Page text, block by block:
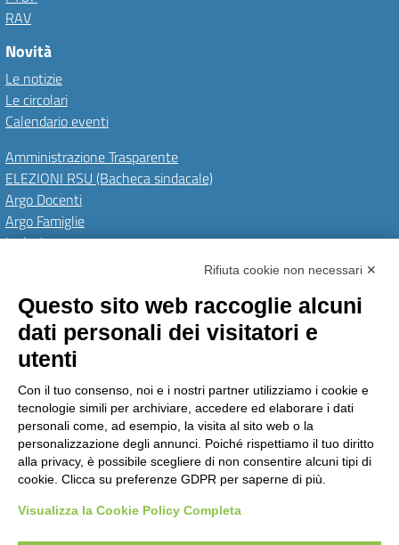
RAV
Novità
Le notizie
Le circolari
Calendario eventi
Amministrazione Trasparente
ELEZIONI RSU (Bacheca sindacale)
Argo Docenti
Argo Famiglie
Inclusione
Amministrazione TrasparenteAlbo OnlineInvia una MAD
Privacy PolicyGDPRDichiarazione di accessibilità
Obiettivi di accessibilità
Seguici su:
Istituto Comprensivo Pino Torinese
via Molina, 21 - 10025 Pino Torinese (TO)
Telefono: +39 0118117260 - Email: toic85500g@istruzione.it -
PEC: toic85500g@pec.istruzione.it
Codice meccanografico: TOIC85500G - C.F. 90018790015 - Codice univoco
Rifiuta cookie non necessari ✕
Questo sito web raccoglie alcuni
dati personali dei visitatori e
utenti
Con il tuo consenso, noi e i nostri partner utilizziamo i cookie e
tecnologie simili per archiviare, accedere ed elaborare i dati
personali come, ad esempio, la visita al sito web o la
personalizzazione degli annunci. Poiché rispettiamo il tuo diritto
alla privacy, è possibile scegliere di non consentire alcuni tipi di
cookie. Clicca su preferenze GDPR per saperne di più.
Visualizza la Cookie Policy Completa